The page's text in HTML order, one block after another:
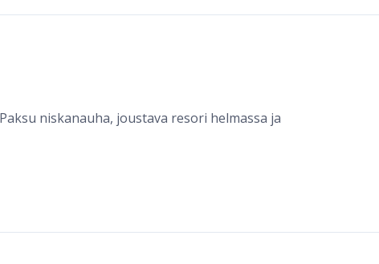
niskanauha, joustava resori helmassa ja